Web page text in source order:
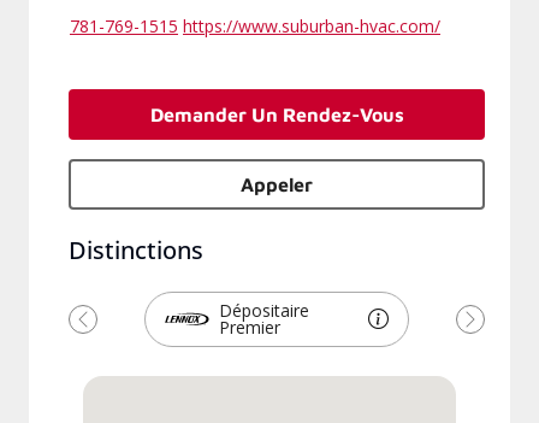
781-769-1515 https://www.suburban-hvac.com/
Demander Un Rendez-Vous
Appeler
Distinctions
Dépositaire
Premier
Précédent Suivant